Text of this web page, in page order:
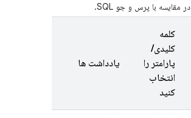
در مقایسه با پرس و جو SQL.
کلمه
کلیدی/
پارامتر را
انتخاب
کنید
یادداشت ها